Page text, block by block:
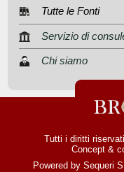
Tutte le Fonti
Servizio di
Chi siamo
Tutti i diritti
Concept &
Powered by Sequeri